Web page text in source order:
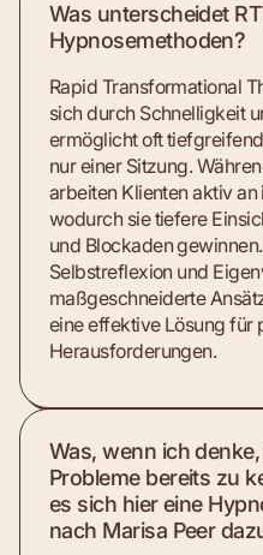
Was unterscheidet
Hypnosemethoden?
Rapid Transformational
sich durch Schnelligkeit
ermöglicht oft
nur einer Sitzung.
arbeiten Klienten aktiv an
wodurch sie tiefere
und Blockaden
Selbstreflexion und
maßgeschneiderte
eine effektive Lösung für
Herausforderungen.
Was, wenn ich
Probleme bereits zu
es sich hier eine
nach Marisa Peer